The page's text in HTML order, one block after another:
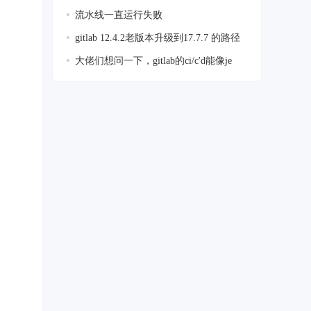
流水线一直运行失败
gitlab 12.4.2老版本升级到17.7.7 的路径
大佬们想问一下，gitlab的ci/c'd能像je